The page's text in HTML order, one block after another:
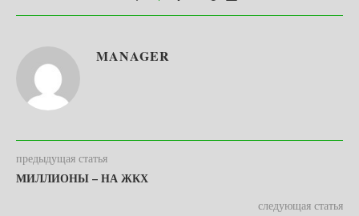
MANAGER
предыдущая статья
МИЛЛИОНЫ – НА ЖКХ
следующая статья